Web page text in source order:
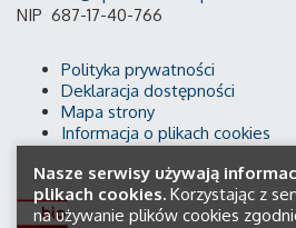
NIP 687-17-40-766
Polityka prywatności
Deklaracja dostępności
Mapa strony
Informacja o plikach cookies
Nasze serwisy używają
plikach cookies. Korzystając z
na używanie plików cookies